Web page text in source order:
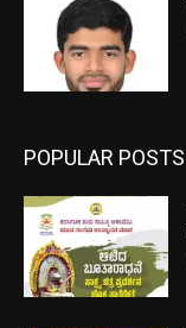
POPULAR POSTS